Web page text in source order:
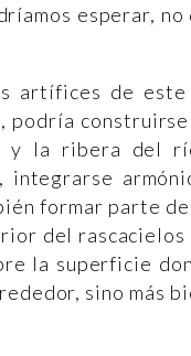
esperar, no
artífices de este
podría
y la ribera del
formar parte
del rascacielos
la superficie
sino más